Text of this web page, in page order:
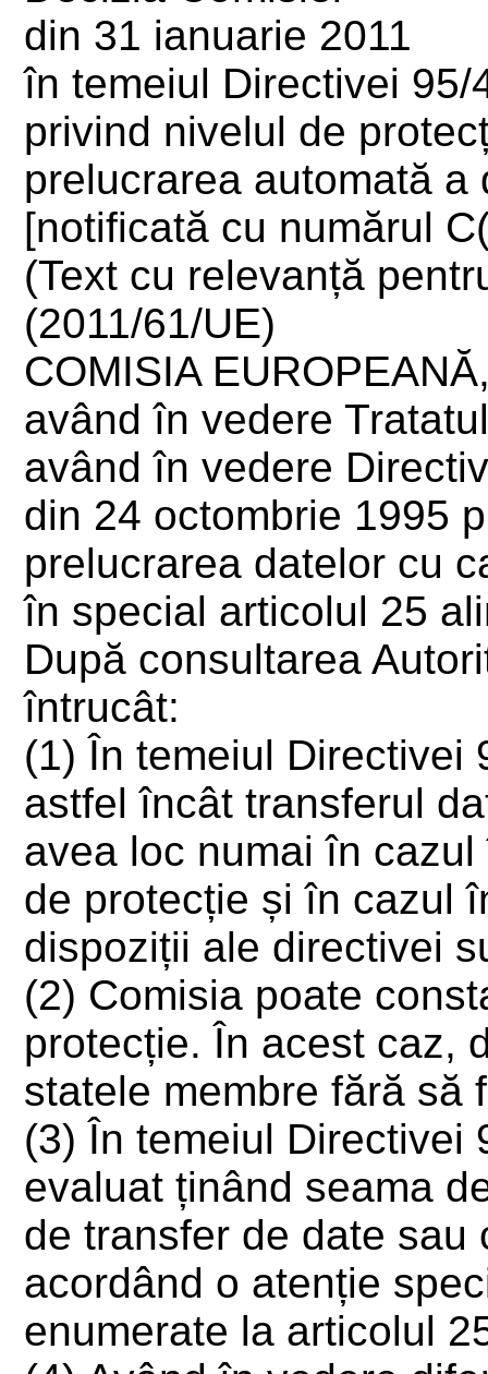
din 31 ianuarie 2011
în temeiul Directivei
privind nivelul de
prelucrarea automată
[notificată cu numărul
(Text cu relevanță
(2011/61/UE)
COMISIA
având în vedere
având în vedere
din 24 octombrie 1995
prelucrarea datelor cu
în special articolul 25
După consultarea
întrucât:
(1) În temeiul Directivei
astfel încât transferul
avea loc numai în
de protecție și în cazul
dispoziții ale directivei
(2) Comisia poate
protecție. În acest caz,
statele membre fără să
(3) În temeiul Directivei
evaluat ținând seama
de transfer de date sau
acordând o atenție
enumerate la articolul